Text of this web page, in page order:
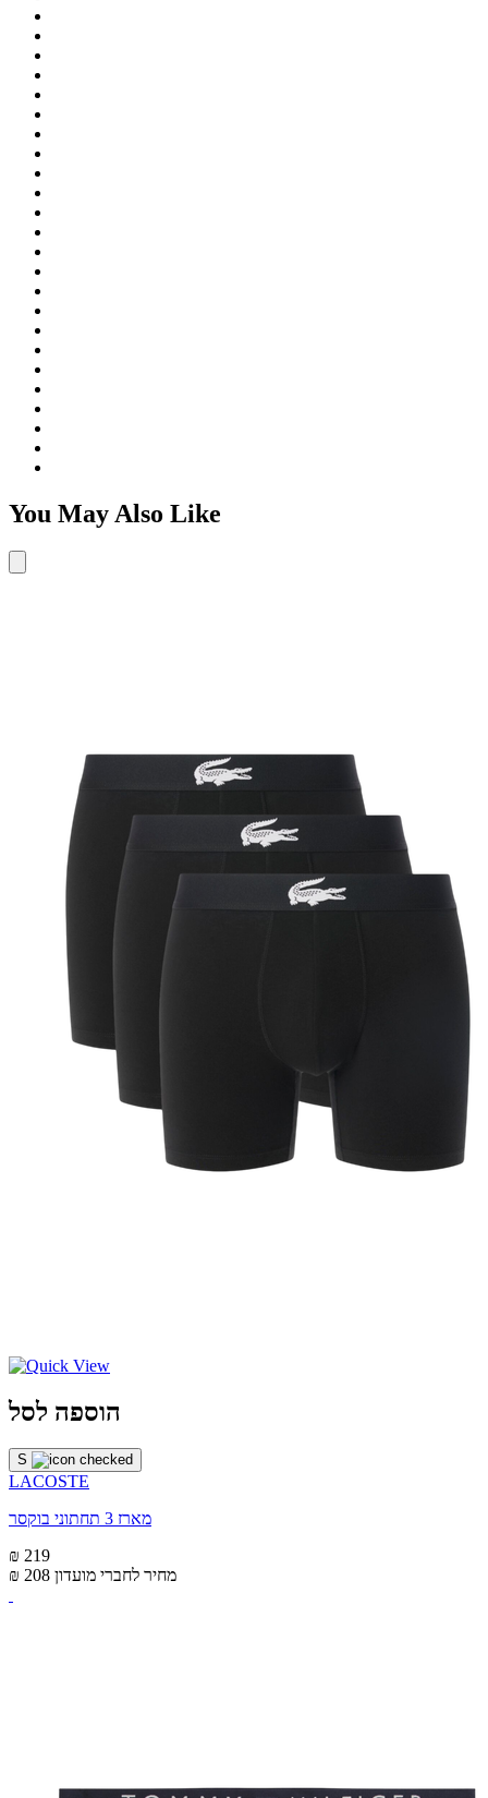
You May Also Like
הוספה לסל
S
LACOSTE
מארז 3 תחתוני בוקסר
₪ 219
₪ 208 מחיר לחברי מועדון